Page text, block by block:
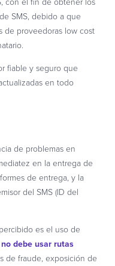
SMS, debido a que
de proveedoras low cost
fiable y seguro que
en todo
de problemas en
en la entrega de
de entrega, y la
del SMS (ID del
es el uso de
no debe usar rutas
de fraude, exposición de